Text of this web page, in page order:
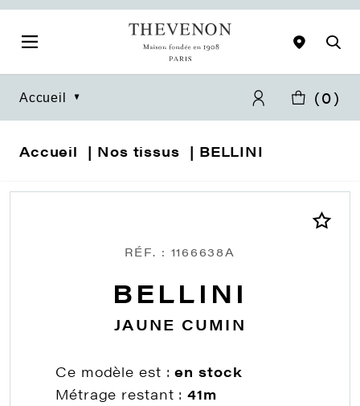
Accueil (0)
Accueil Nos tissus BELLINI
RÉF. : 1166638A
BELLINI
JAUNE CUMIN
Ce modèle est :en stock
Métrage restant :41m